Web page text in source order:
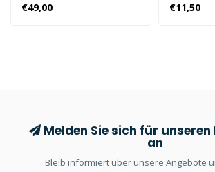
aussehen und gleichzeitig
€49,00
Verkürzt
€11,50
Melden Sie sich für
an
Bleib informiert über unsere Angebote